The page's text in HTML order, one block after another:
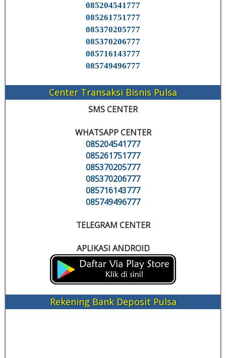
085204541777
085261751777
085370205777
085370206777
085716143777
085749496777
Center Transaksi Bisnis Pulsa
SMS CENTER
WHATSAPP CENTER
085204541777
085261751777
085370205777
085370206777
085716143777
085749496777
TELEGRAM CENTER
APLIKASI ANDROID
Rekening Bank Deposit Pulsa